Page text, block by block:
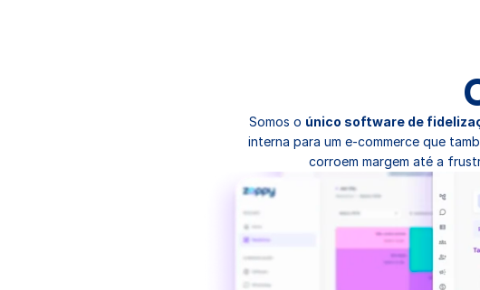
Somos o único software de
interna para um e-commerce que
corroem margem até a